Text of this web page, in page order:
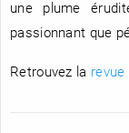
une plume
passionnant que
Retrouvez la